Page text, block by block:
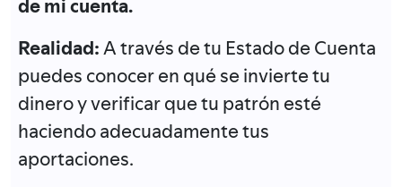
de mi cuenta.
Realidad:A través de tu Estado de Cuenta
puedes conocer en qué se invierte tu
dinero y verificar que tu patrón esté
haciendo adecuadamente tus
aportaciones.